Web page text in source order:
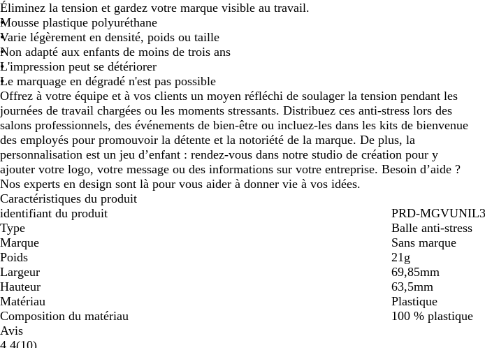
Éliminez la tension et gardez votre marque visible au travail.
Mousse plastique polyuréthane
Varie légèrement en densité, poids ou taille
Non adapté aux enfants de moins de trois ans
L'impression peut se détériorer
Le marquage en dégradé n'est pas possible
Offrez à votre équipe et à vos clients un moyen réfléchi de soulager la tension pendant les
journées de travail chargées ou les moments stressants. Distribuez ces anti-stress lors des
salons professionnels, des événements de bien-être ou incluez-les dans les kits de bienvenue
des employés pour promouvoir la détente et la notoriété de la marque. De plus, la
personnalisation est un jeu d’enfant : rendez-vous dans notre studio de création pour y
ajouter votre logo, votre message ou des informations sur votre entreprise. Besoin d’aide ?
Nos experts en design sont là pour vous aider à donner vie à vos idées.
Caractéristiques du produit
identifiant du produit
PRD-
Type
Balle anti-stress
Marque
Sans marque
Poids
21g
Largeur
69,85mm
Hauteur
63,5mm
Matériau
Plastique
Composition du matériau
100 % plastique
Avis
10